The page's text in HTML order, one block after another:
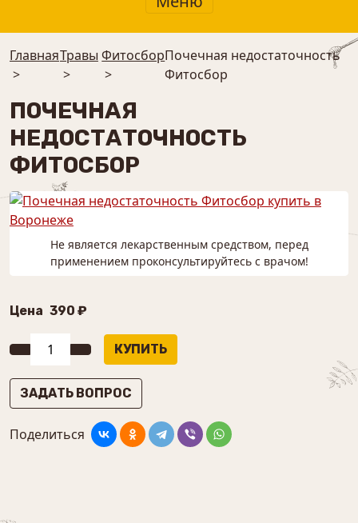
Главная
>
Травы
>
⁠Фитосбор
>
Почечная недостаточность
Фитосбор
ПОЧЕЧНАЯ
НЕДОСТАТОЧНОСТЬ
ФИТОСБОР
Не является лекарственным средством, перед
применением проконсультируйтесь с врачом!
Цена 390 ₽
ЗАДАТЬ ВОПРОС
Поделиться